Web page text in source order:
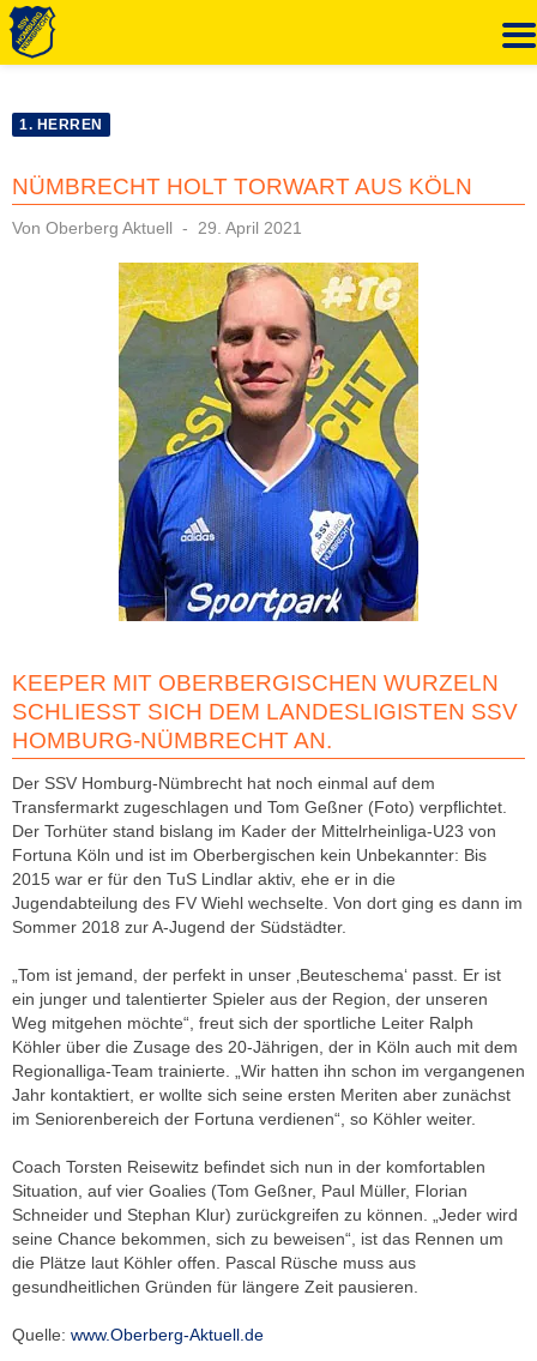
Inhalt
1. HERREN
NÜMBRECHT HOLT TORWART AUS KÖLN
Von Oberberg Aktuell
Veröffentlicht
29. April 2021
KEEPER MIT OBERBERGISCHEN WURZELN
SCHLIESST SICH DEM LANDESLIGISTEN SSV H
OMBURG-NÜMBRECHT AN.
Der SSV Homburg-Nümbrecht hat noch einmal auf dem
Transfermarkt zugeschlagen und Tom Geßner (Foto) verpflichtet.
Der Torhüter stand bislang im Kader der Mittelrheinliga-U23 von
Fortuna Köln und ist im Oberbergischen kein Unbekannter: Bis
2015 war er für den TuS Lindlar aktiv, ehe er in die
Jugendabteilung des FV Wiehl wechselte. Von dort ging es dann im
Sommer 2018 zur A-Jugend der Südstädter.
„Tom ist jemand, der perfekt in unser ‚Beuteschema‘ passt. Er ist
ein junger und talentierter Spieler aus der Region, der unseren
Weg mitgehen möchte“, freut sich der sportliche Leiter Ralph
Köhler über die Zusage des 20-Jährigen, der in Köln auch mit dem
Regionalliga-Team trainierte. „Wir hatten ihn schon im vergangenen
Jahr kontaktiert, er wollte sich seine ersten Meriten aber zunächst
im Seniorenbereich der Fortuna verdienen“, so Köhler weiter.
Coach Torsten Reisewitz befindet sich nun in der komfortablen
Situation, auf vier Goalies (Tom Geßner, Paul Müller, Florian
Schneider und Stephan Klur) zurückgreifen zu können. „Jeder wird
seine Chance bekommen, sich zu beweisen“, ist das Rennen um
die Plätze laut Köhler offen. Pascal Rüsche muss aus
gesundheitlichen Gründen für längere Zeit pausieren.
Quelle: www.Oberberg-Aktuell.de